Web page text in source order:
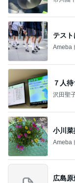
テス
Ameba
７人待
沢田聖
小川
Ameba
広島